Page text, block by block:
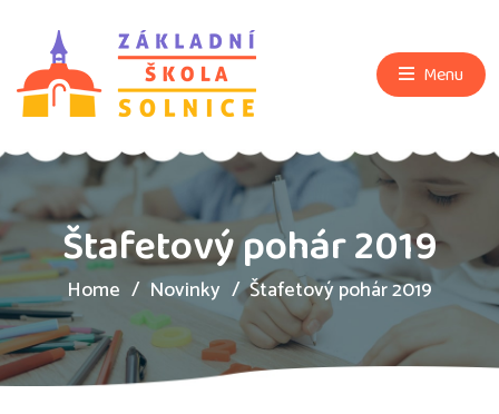
Menu
Štafetový pohár 2019
Home Novinky Štafetový pohár 2019